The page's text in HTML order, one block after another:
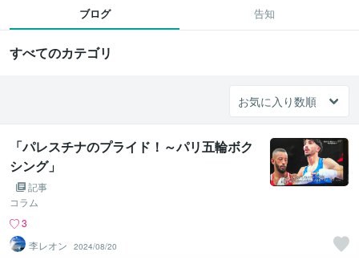
ブログ 告知
すべてのカテゴリ
「パレスチナのプライド！～パリ五輪ボク
シング」
記事
コラム
3
李レオン
2024/08/20